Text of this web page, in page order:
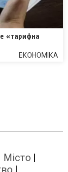
«тарифна
ЕКОНОМІКА
Місто